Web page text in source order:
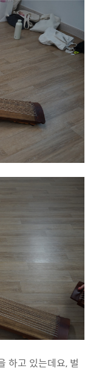
하고 있는데요, 벌